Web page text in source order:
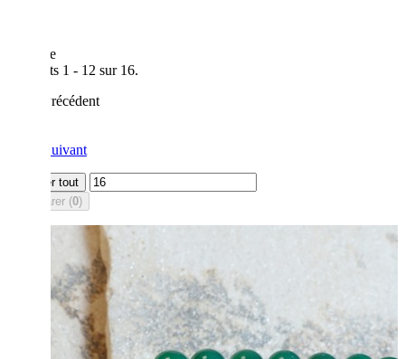
par page
Résultats 1 - 12 sur 16.
Précédent
Suivant
Afficher tout
Comparer (0)